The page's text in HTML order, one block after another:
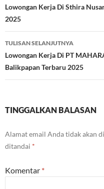
Tulisan
Lowongan Kerja Di Sthira
2025
TULISAN SELANJUTNYA
Lowongan Kerja Di PT
Balikpapan Terbaru 2025
TINGGALKAN BALASAN
Alamat email Anda tidak akan
ditandai *
Komentar *